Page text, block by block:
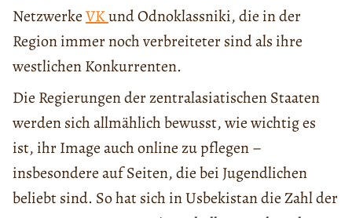
NetzwerkeVKund Odnoklassniki, die in der
Region immer noch verbreiteter sind als ihre
westlichen Konkurrenten.
Die Regierungen der zentralasiatischen Staaten
werden sich allmählich bewusst, wie wichtig es
ist, ihr Image auch online zu pflegen –
insbesondere auf Seiten, die bei Jugendlichen
beliebt sind. So hat sich in Usbekistan die Zahl der